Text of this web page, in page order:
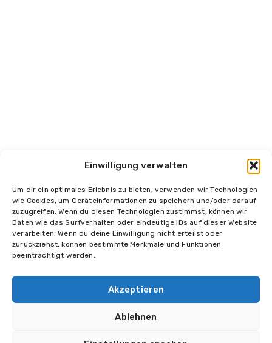
Einwilligung verwalten
Um dir ein optimales Erlebnis zu bieten, verwenden wir Technologien
wie Cookies, um Geräteinformationen zu speichern und/oder darauf
zuzugreifen. Wenn du diesen Technologien zustimmst, können wir
Daten wie das Surfverhalten oder eindeutige IDs auf dieser Website
verarbeiten. Wenn du deine Einwilligung nicht erteilst oder
zurückziehst, können bestimmte Merkmale und Funktionen
beeinträchtigt werden.
Akzeptieren
Ablehnen
Impressum Datenschutz Kontakt
© 2026 Halikarnas Entertainment
Alle Rechte vorbehalten.